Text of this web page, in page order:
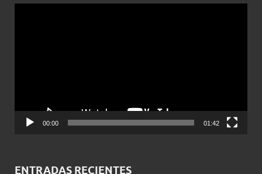
00:00 01:42
ENTRADAS RECIENTES